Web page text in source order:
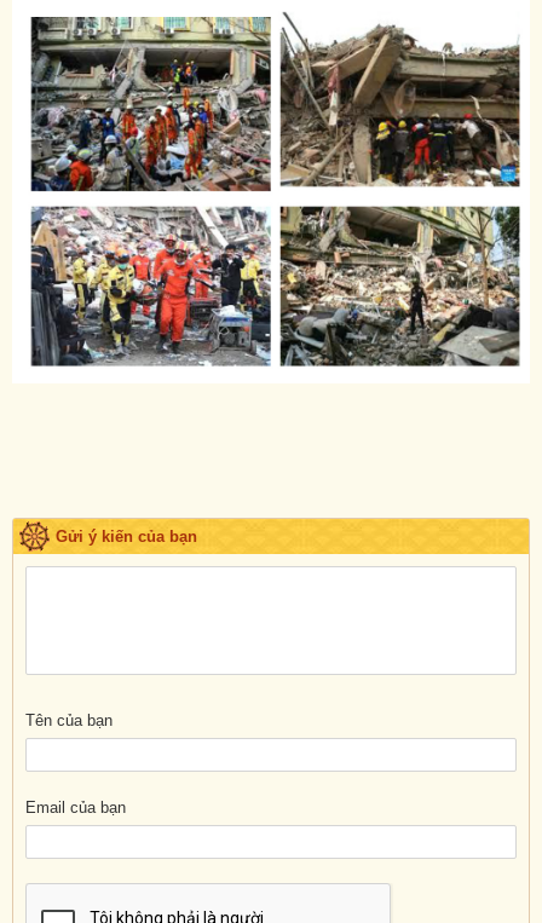
Gửi ý kiến của bạn
Tên của bạn
Email của bạn